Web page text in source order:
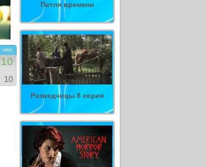
Петля времени
Разведчицы 8 серия
чел.
10
10